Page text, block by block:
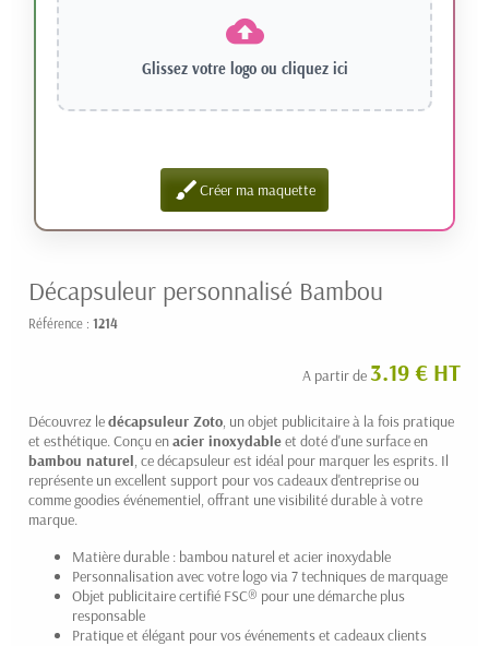
Glissez votre logo ou cliquez ici
brushCréer ma maquette
Décapsuleur personnalisé Bambou
Référence : 1214
A partir de 3.19 € HT
Découvrez ledécapsuleur Zoto , un objet publicitaire à la fois pratique
et esthétique. Conçu enacier inoxydableet doté d'une surface en
bambou naturel , ce décapsuleur est idéal pour marquer les esprits. Il
représente un excellent support pour vos cadeaux d'entreprise ou
comme goodies événementiel, offrant une visibilité durable à votre
marque.
Matière durable : bambou naturel et acier inoxydable
Personnalisation avec votre logo via 7 techniques de marquage
Objet publicitaire certifié FSC® pour une démarche plus
responsable
Pratique et élégant pour vos événements et cadeaux clients